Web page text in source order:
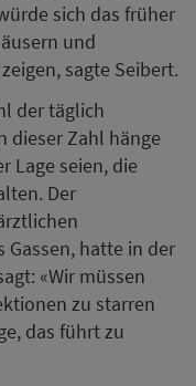
sich das früher
und
sagte Seibert.
der täglich
dieser Zahl hänge
Lage seien, die
Der
Gassen, hatte in der
«Wir müssen
zu starren
das führt zu